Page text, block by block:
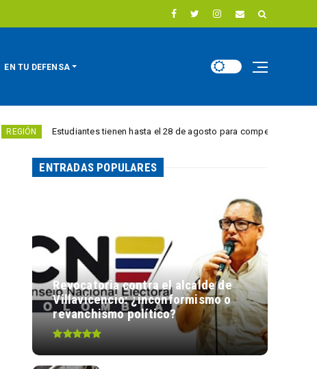
EN TU DEFENSA
Estudiantes tienen hasta el 28 de agosto para competir por 10.000 euros en
ENTRADAS POPULARES
Revocatoria contra el alcalde de
Villavicencio: ¿inconformismo o
revanchismo político?